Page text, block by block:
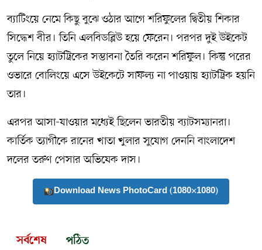
ব্যাটিংয়ে নেমে কিছু বুঝে ওঠার আগে শরিফুলের দ্বিতীয় শিকার
সিদ্ধেশ বীর। তিনি এলবিডব্লিউ হয়ে ফেরেন। পরপর দুই উইকেট
তুলে নিয়ে হ্যাটট্রিকের সম্ভাবনা তৈরি করেন শরিফুল। কিন্তু পরের
ওভারে বোলিংয়ে এসে উইকেটে সাফল্য না পাওয়ায় হ্যাটট্রিক হয়নি
তার।
এরপর আসা-যাওয়ার মধ্যেই ছিলেন ভারতীয় ব্যাটসম্যানরা।
কার্তিক ত্যাগীকে রানের খাতা খুলার সুযোগ দেননি বাংলাদেশ
দলের তরুণ পেসার অভিষেক দাস।
Download News PhotoCard (1080×1080)
সর্বশেষ পঠিত